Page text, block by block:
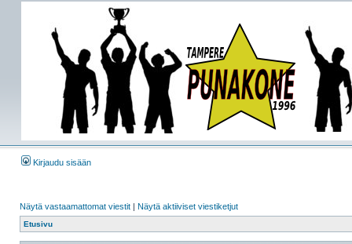
Kirjaudu sisään
Näytä vastaamattomat viestit | Näytä aktiiviset viestiketjut
Etusivu